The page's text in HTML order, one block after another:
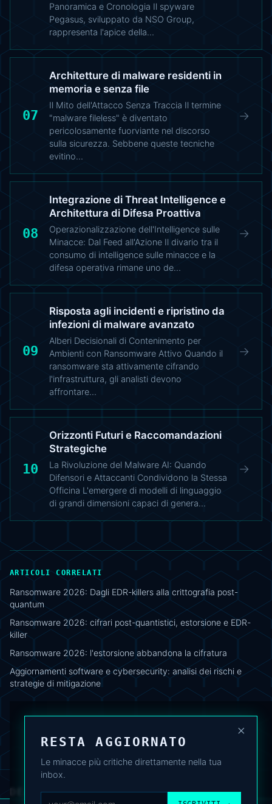
Panoramica e Cronologia Il spyware
Pegasus, sviluppato da NSO Group,
rappresenta l'apice della…
07
Architetture di malware residenti in
memoria e senza file
Il Mito dell'Attacco Senza Traccia Il termine
"malware fileless" è diventato
pericolosamente fuorviante nel discorso
sulla sicurezza. Sebbene queste tecniche
evitino…
→
08
Integrazione di Threat Intelligence e
Architettura di Difesa Proattiva
Operazionalizzazione dell'Intelligence sulle
Minacce: Dal Feed all'Azione Il divario tra il
consumo di intelligence sulle minacce e la
difesa operativa rimane uno de…
→
09
Risposta agli incidenti e ripristino da
infezioni di malware avanzato
Alberi Decisionali di Contenimento per
Ambienti con Ransomware Attivo Quando il
ransomware sta attivamente cifrando
l'infrastruttura, gli analisti devono
affrontare…
→
10
Orizzonti Futuri e Raccomandazioni
Strategiche
La Rivoluzione del Malware AI: Quando
Difensori e Attaccanti Condividono la Stessa
Officina L'emergere di modelli di linguaggio
di grandi dimensioni capaci di genera…
→
ARTICOLI CORRELATI
Ransomware 2026: Dagli EDR-killers alla crittografia post-
quantum
Ransomware 2026: cifrari post-quantistici, estorsione e EDR-
killer
Ransomware 2026: l'estorsione abbandona la cifratura
Aggiornamenti software e cybersecurity: analisi dei rischi e
strategie di mitigazione
×
RESTA AGGIORNATO
Le minacce più critiche direttamente nella tua
inbox.
DEAFNEWS
CHI SIAMO · ARCHIVIO ·FAQ PRIVACY·COOKIE POLICY